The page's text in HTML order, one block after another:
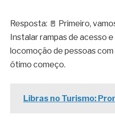
Resposta: 🚪 Primeiro,
Instalar rampas de acesso
locomoção de pessoas com
ótimo começo.
Libras no Turismo: